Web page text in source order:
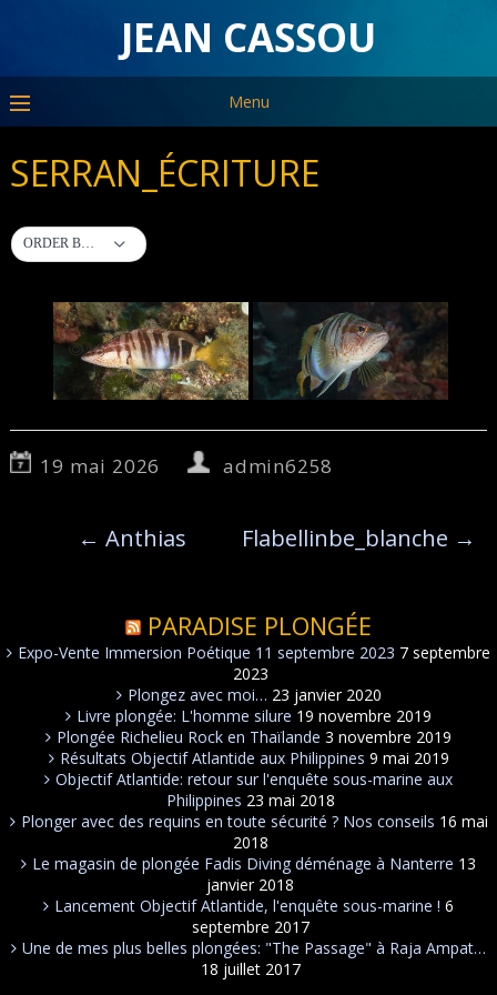
JEAN CASSOU
Menu
SERRAN_ÉCRITURE
ORDER BY DEFAULT
19 mai 2026 admin6258
← Anthias Flabellinbe_blanche →
PARADISE PLONGÉE
Expo-Vente Immersion Poétique 11 septembre 2023 7 septembre
2023
Plongez avec moi… 23 janvier 2020
Livre plongée: L'homme silure 19 novembre 2019
Plongée Richelieu Rock en Thaïlande 3 novembre 2019
Résultats Objectif Atlantide aux Philippines 9 mai 2019
Objectif Atlantide: retour sur l'enquête sous-marine aux
Philippines 23 mai 2018
Plonger avec des requins en toute sécurité ? Nos conseils 16 mai
2018
Le magasin de plongée Fadis Diving déménage à Nanterre 13
janvier 2018
Lancement Objectif Atlantide, l'enquête sous-marine ! 6
septembre 2017
Une de mes plus belles plongées: "The Passage" à Raja Ampat…
18 juillet 2017